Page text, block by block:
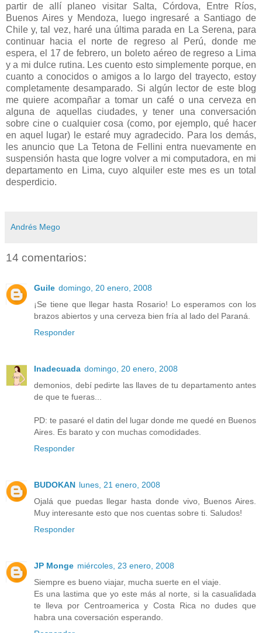
partir de allí planeo visitar Salta, Córdova, Entre Ríos,
Buenos Aires y Mendoza, luego ingresaré a Santiago de
Chile y, tal vez, haré una última parada en La Serena, para
continuar hacia el norte de regreso al Perú, donde me
espera, el 17 de febrero, un boleto aéreo de regreso a Lima
y a mi dulce rutina. Les cuento esto simplemente porque, en
cuanto a conocidos o amigos a lo largo del trayecto, estoy
completamente desamparado. Si algún lector de este blog
me quiere acompañar a tomar un café o una cerveza en
alguna de aquellas ciudades, y tener una conversación
sobre cine o cualquier cosa (como, por ejemplo, qué hacer
en aquel lugar) le estaré muy agradecido. Para los demás,
les anuncio que La Tetona de Fellini entra nuevamente en
suspensión hasta que logre volver a mi computadora, en mi
departamento en Lima, cuyo alquiler este mes es un total
desperdicio.
Andrés Mego
14 comentarios:
Guile domingo, 20 enero, 2008
¡Se tiene que llegar hasta Rosario! Lo esperamos con los
brazos abiertos y una cerveza bien fría al lado del Paraná.
Responder
Inadecuada domingo, 20 enero, 2008
demonios, debí pedirte las llaves de tu departamento antes
de que te fueras...
PD: te pasaré el datin del lugar donde me quedé en Buenos
Aires. Es barato y con muchas comodidades.
Responder
BUDOKAN lunes, 21 enero, 2008
Ojalá que puedas llegar hasta donde vivo, Buenos Aires.
Muy interesante esto que nos cuentas sobre ti. Saludos!
Responder
JP Monge miércoles, 23 enero, 2008
Siempre es bueno viajar, mucha suerte en el viaje.
Es una lastima que yo este más al norte, si la casualidada
te lleva por Centroamerica y Costa Rica no dudes que
habra una coversación esperando.